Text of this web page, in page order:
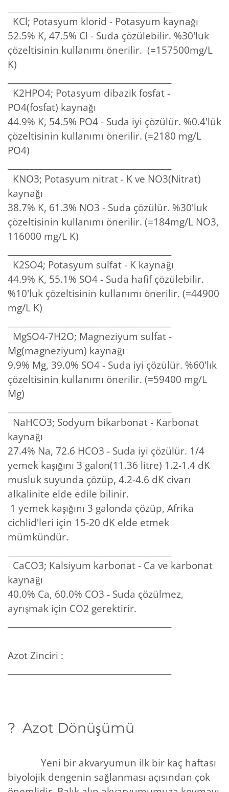
KCl; Potasyum klorid - Potasyum kaynağı
52.5% K, 47.5% Cl - Suda çözülebilir. %30'luk
çözeltisinin kullanımı önerilir. (=157500mg/L
K)
K2HPO4; Potasyum dibazik fosfat -
PO4(fosfat) kaynağı
44.9% K, 54.5% PO4 - Suda iyi çözülür. %0.4'lük
çözeltisinin kullanımı önerilir. (=2180 mg/L
PO4)
KNO3; Potasyum nitrat - K ve NO3(Nitrat)
kaynağı
38.7% K, 61.3% NO3 - Suda çözülür. %30'luk
çözeltisinin kullanımı önerilir. (=184mg/L NO3,
116000 mg/L K)
K2SO4; Potasyum sulfat - K kaynağı
44.9% K, 55.1% SO4 - Suda hafif çözülebilir.
%10'luk çözeltisinin kullanımı önerilir. (=44900
mg/L K)
MgSO4-7H2O; Magneziyum sulfat -
Mg(magneziyum) kaynağı
9.9% Mg, 39.0% SO4 - Suda iyi çözülür. %60'lık
çözeltisinin kullanımı önerilir. (=59400 mg/L
Mg)
NaHCO3; Sodyum bikarbonat - Karbonat
kaynağı
27.4% Na, 72.6 HCO3 - Suda iyi çözülür. 1/4
yemek kaşığını 3 galon(11.36 litre) 1.2-1.4 dK
musluk suyunda çözüp, 4.2-4.6 dK civarı
alkalinite elde edile bilinir.
1 yemek kaşığını 3 galonda çözüp, Afrika
cichlid'leri için 15-20 dK elde etmek
mümkündür.
CaCO3; Kalsiyum karbonat - Ca ve karbonat
kaynağı
40.0% Ca, 60.0% CO3 - Suda çözülmez,
ayrışmak için CO2 gerektirir.
Azot Zinciri :
? Azot Dönüşümü
Yeni bir akvaryumun ilk bir kaç haftası
biyolojik dengenin sağlanması açısından çok